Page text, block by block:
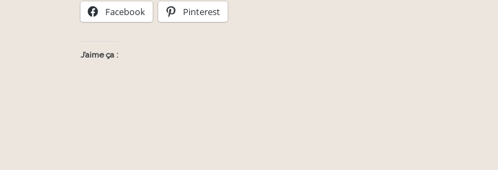
Facebook Pinterest
J’aime ça :